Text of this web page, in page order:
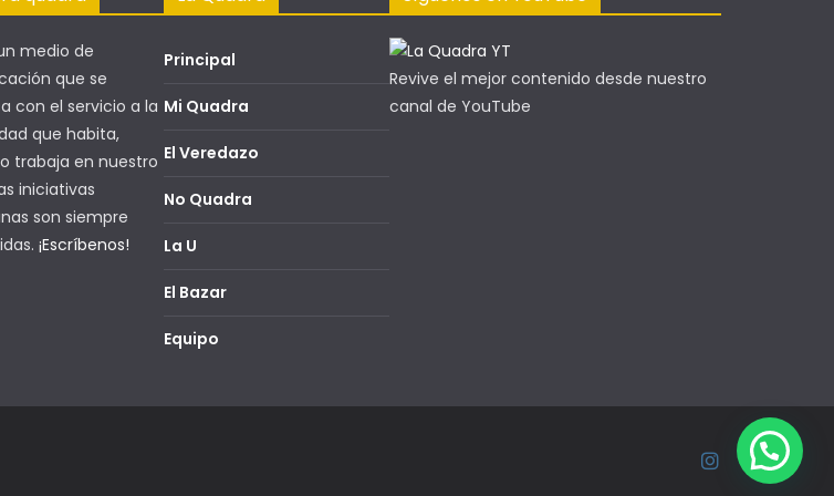
medio de
que se
con el servicio a la
que habita,
trabaja en nuestro
iniciativas
son siempre
¡Escríbenos!
Principal
Mi Quadra
El Veredazo
No Quadra
La U
El Bazar
Equipo
Revive el mejor contenido desde nuestro
canal de YouTube